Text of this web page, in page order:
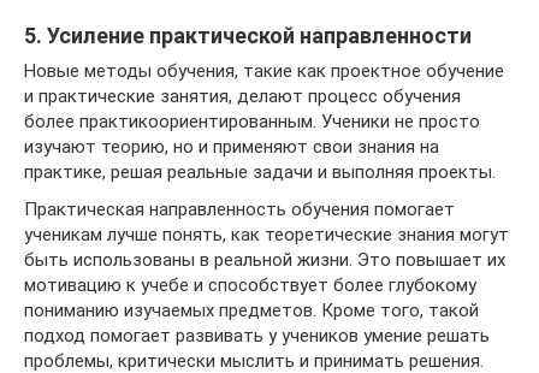
5. Усиление практической направленности
Новые методы обучения, такие как проектное обучение
и практические занятия, делают процесс обучения
более практикоориентированным. Ученики не просто
изучают теорию, но и применяют свои знания на
практике, решая реальные задачи и выполняя проекты.
Практическая направленность обучения помогает
ученикам лучше понять, как теоретические знания могут
быть использованы в реальной жизни. Это повышает их
мотивацию к учебе и способствует более глубокому
пониманию изучаемых предметов. Кроме того, такой
подход помогает развивать у учеников умение решать
проблемы, критически мыслить и принимать решения.